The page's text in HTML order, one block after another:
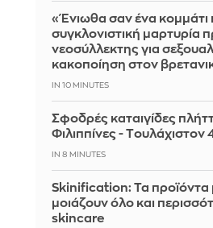
«Ένιωθα σαν ένα κομμάτι
συγκλονιστική μαρτυρία
νεοσύλλεκτης για
κακοποίηση στον
IN 10 MINUTES
Σφοδρές καταιγίδες
Φιλιππίνες - Tουλάχιστον
IN 8 MINUTES
Skinification: Τα προϊόντα
μοιάζουν όλο και
skincare